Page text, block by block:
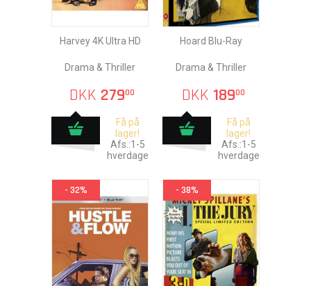
Harvey 4K Ultra HD
Drama & Thriller
DKK 27900
Få på
lager!
Afs.:1-5
hverdage
Hoard Blu-Ray
Drama & Thriller
DKK 18900
Få på
lager!
Afs.:1-5
hverdage
- 32% - 38%